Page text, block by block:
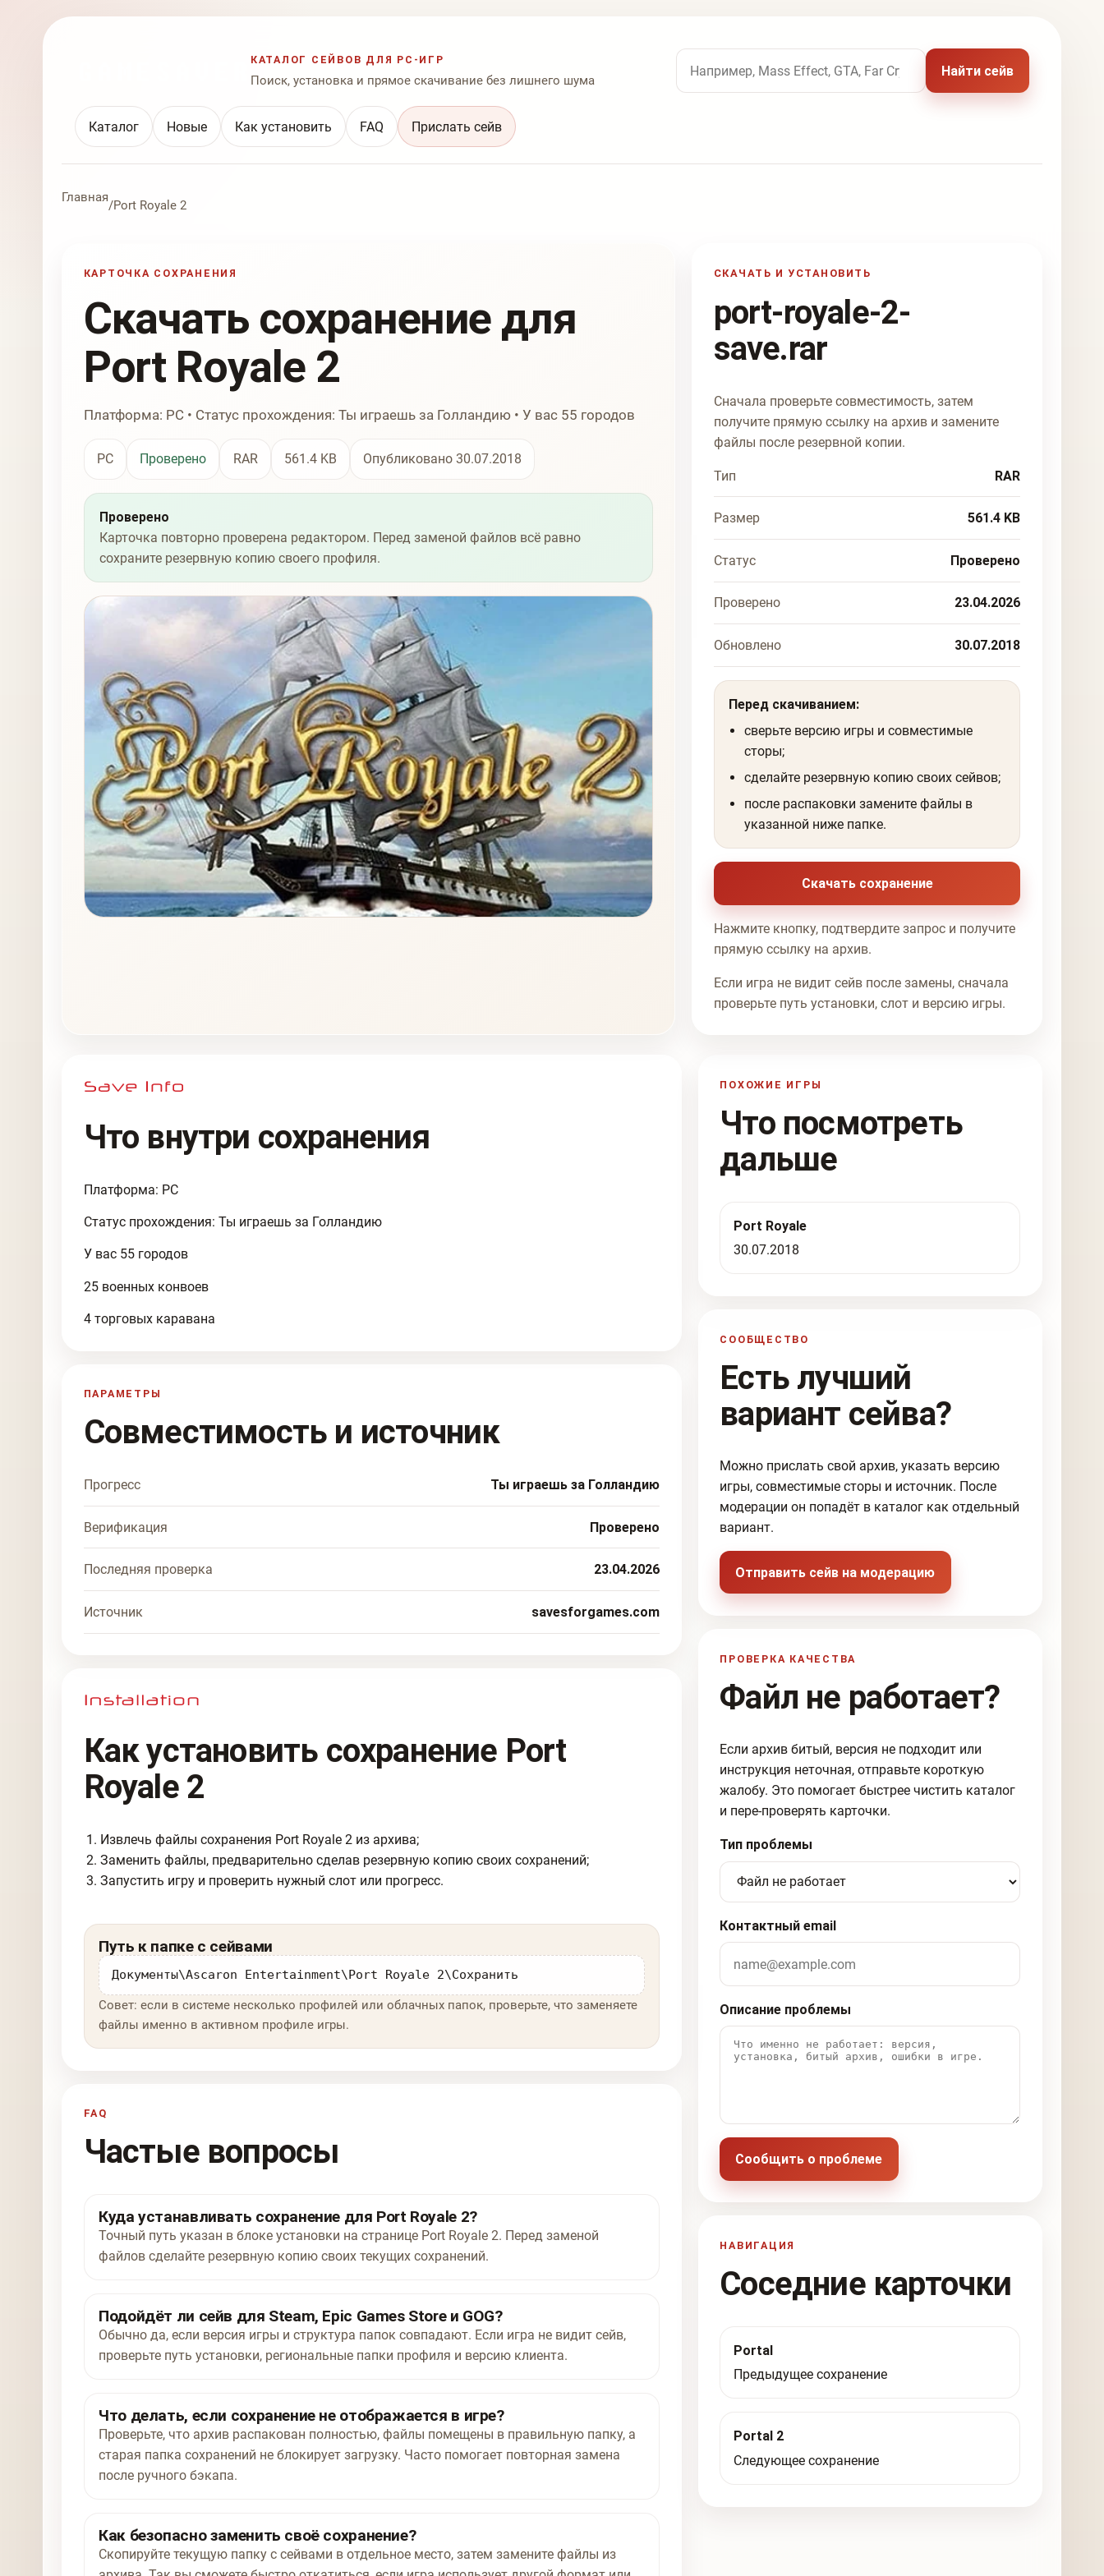
КАТАЛОГ СЕЙВОВ ДЛЯ PC-ИГР
Поиск, установка и прямое скачивание без лишнего шума
Поиск по названию игры
Найти сейв
Каталог Новые Как установить FAQ Прислать сейв
Главная
/Port Royale 2
КАРТОЧКА СОХРАНЕНИЯ
Скачать сохранение для
Port Royale 2
Платформа: PC • Статус прохождения: Ты играешь за Голландию • У вас 55 городов
PC Проверено RAR 561.4 KB Опубликовано 30.07.2018
Проверено
Карточка повторно проверена редактором. Перед заменой файлов всё равно
сохраните резервную копию своего профиля.
СКАЧАТЬ И УСТАНОВИТЬ
port-royale-2-
save.rar
Сначала проверьте совместимость, затем
получите прямую ссылку на архив и замените
файлы после резервной копии.
Тип RAR
Размер 561.4 KB
Статус Проверено
Проверено 23.04.2026
Обновлено 30.07.2018
Перед скачиванием:
сверьте версию игры и совместимые
сторы;
сделайте резервную копию своих сейвов;
после распаковки замените файлы в
указанной ниже папке.
Скачать сохранение
Нажмите кнопку, подтвердите запрос и получите
прямую ссылку на архив.
Если игра не видит сейв после замены, сначала
проверьте путь установки, слот и версию игры.
Что внутри сохранения
Платформа: PC
Статус прохождения: Ты играешь за Голландию
У вас 55 городов
25 военных конвоев
4 торговых каравана
ПАРАМЕТРЫ
Совместимость и источник
Прогресс Ты играешь за Голландию
Верификация Проверено
Последняя проверка 23.04.2026
Источник savesforgames.com
Как установить сохранение Port
Royale 2
Извлечь файлы сохранения Port Royale 2 из архива;
Заменить файлы, предварительно сделав резервную копию своих сохранений;
Запустить игру и проверить нужный слот или прогресс.
Путь к папке с сейвами
Документы\Ascaron Entertainment\Port Royale 2\Сохранить
Совет: если в системе несколько профилей или облачных папок, проверьте, что заменяете
файлы именно в активном профиле игры.
FAQ
Частые вопросы
Куда устанавливать сохранение для Port Royale 2?
Точный путь указан в блоке установки на странице Port Royale 2. Перед заменой
файлов сделайте резервную копию своих текущих сохранений.
Подойдёт ли сейв для Steam, Epic Games Store и GOG?
Обычно да, если версия игры и структура папок совпадают. Если игра не видит сейв,
проверьте путь установки, региональные папки профиля и версию клиента.
Что делать, если сохранение не отображается в игре?
Проверьте, что архив распакован полностью, файлы помещены в правильную папку, а
старая папка сохранений не блокирует загрузку. Часто помогает повторная замена
после ручного бэкапа.
Как безопасно заменить своё сохранение?
Скопируйте текущую папку с сейвами в отдельное место, затем замените файлы из
ПОХОЖИЕ ИГРЫ
Что посмотреть
дальше
Port Royale
30.07.2018
СООБЩЕСТВО
Есть лучший
вариант сейва?
Можно прислать свой архив, указать версию
игры, совместимые сторы и источник. После
модерации он попадёт в каталог как отдельный
вариант.
Отправить сейв на модерацию
ПРОВЕРКА КАЧЕСТВА
Файл не работает?
Если архив битый, версия не подходит или
инструкция неточная, отправьте короткую
жалобу. Это помогает быстрее чистить каталог
и пере-проверять карточки.
Тип проблемы
Контактный email
Описание проблемы
Сообщить о проблеме
НАВИГАЦИЯ
Соседние карточки
Portal
Предыдущее сохранение
Portal 2
Следующее сохранение